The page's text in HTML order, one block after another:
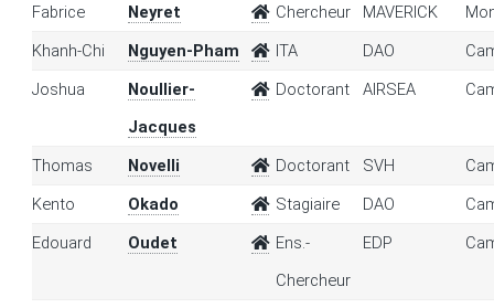
Fabrice
Neyret Chercheur MAVERICK
Khanh-Chi
Nguyen-Pham ITA DAO
Joshua
Noullier-
Jacques
Doctorant AIRSEA
Thomas Novelli Doctorant SVH
Kento
Okado Stagiaire DAO
Edouard
Oudet
Ens.-
Chercheur
EDP